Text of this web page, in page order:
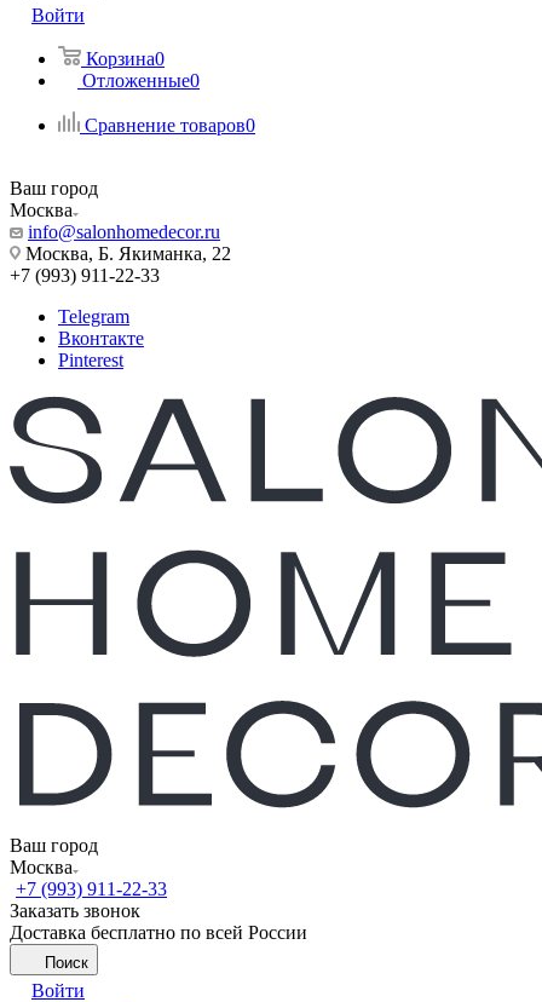
Войти
Корзина0
Отложенные0
Сравнение товаров0
Ваш город
Москва
info@salonhomedecor.ru
Москва, Б. Якиманка, 22
+7 (993) 911-22-33
Telegram
Вконтакте
Pinterest
Ваш город
Москва
+7 (993) 911-22-33
Заказать звонок
Доставка бесплатно по всей России
Поиск
Войти